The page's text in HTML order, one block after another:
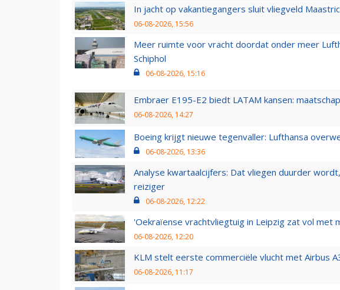
In jacht op vakantiegangers sluit vliegveld
06-08-2026, 15:56
Meer ruimte voor vracht doordat onder meer
Schiphol
06-08-2026, 15:16
Embraer E195-E2 biedt LATAM kansen:
06-08-2026, 14:27
Boeing krijgt nieuwe tegenvaller: Lufthansa
06-08-2026, 13:36
Analyse kwartaalcijfers: Dat vliegen duurder
reiziger
06-08-2026, 12:22
'Oekraïense vrachtvliegtuig in Leipzig zat vol met
06-08-2026, 12:20
KLM stelt eerste commerciële vlucht met Airbus
06-08-2026, 11:17